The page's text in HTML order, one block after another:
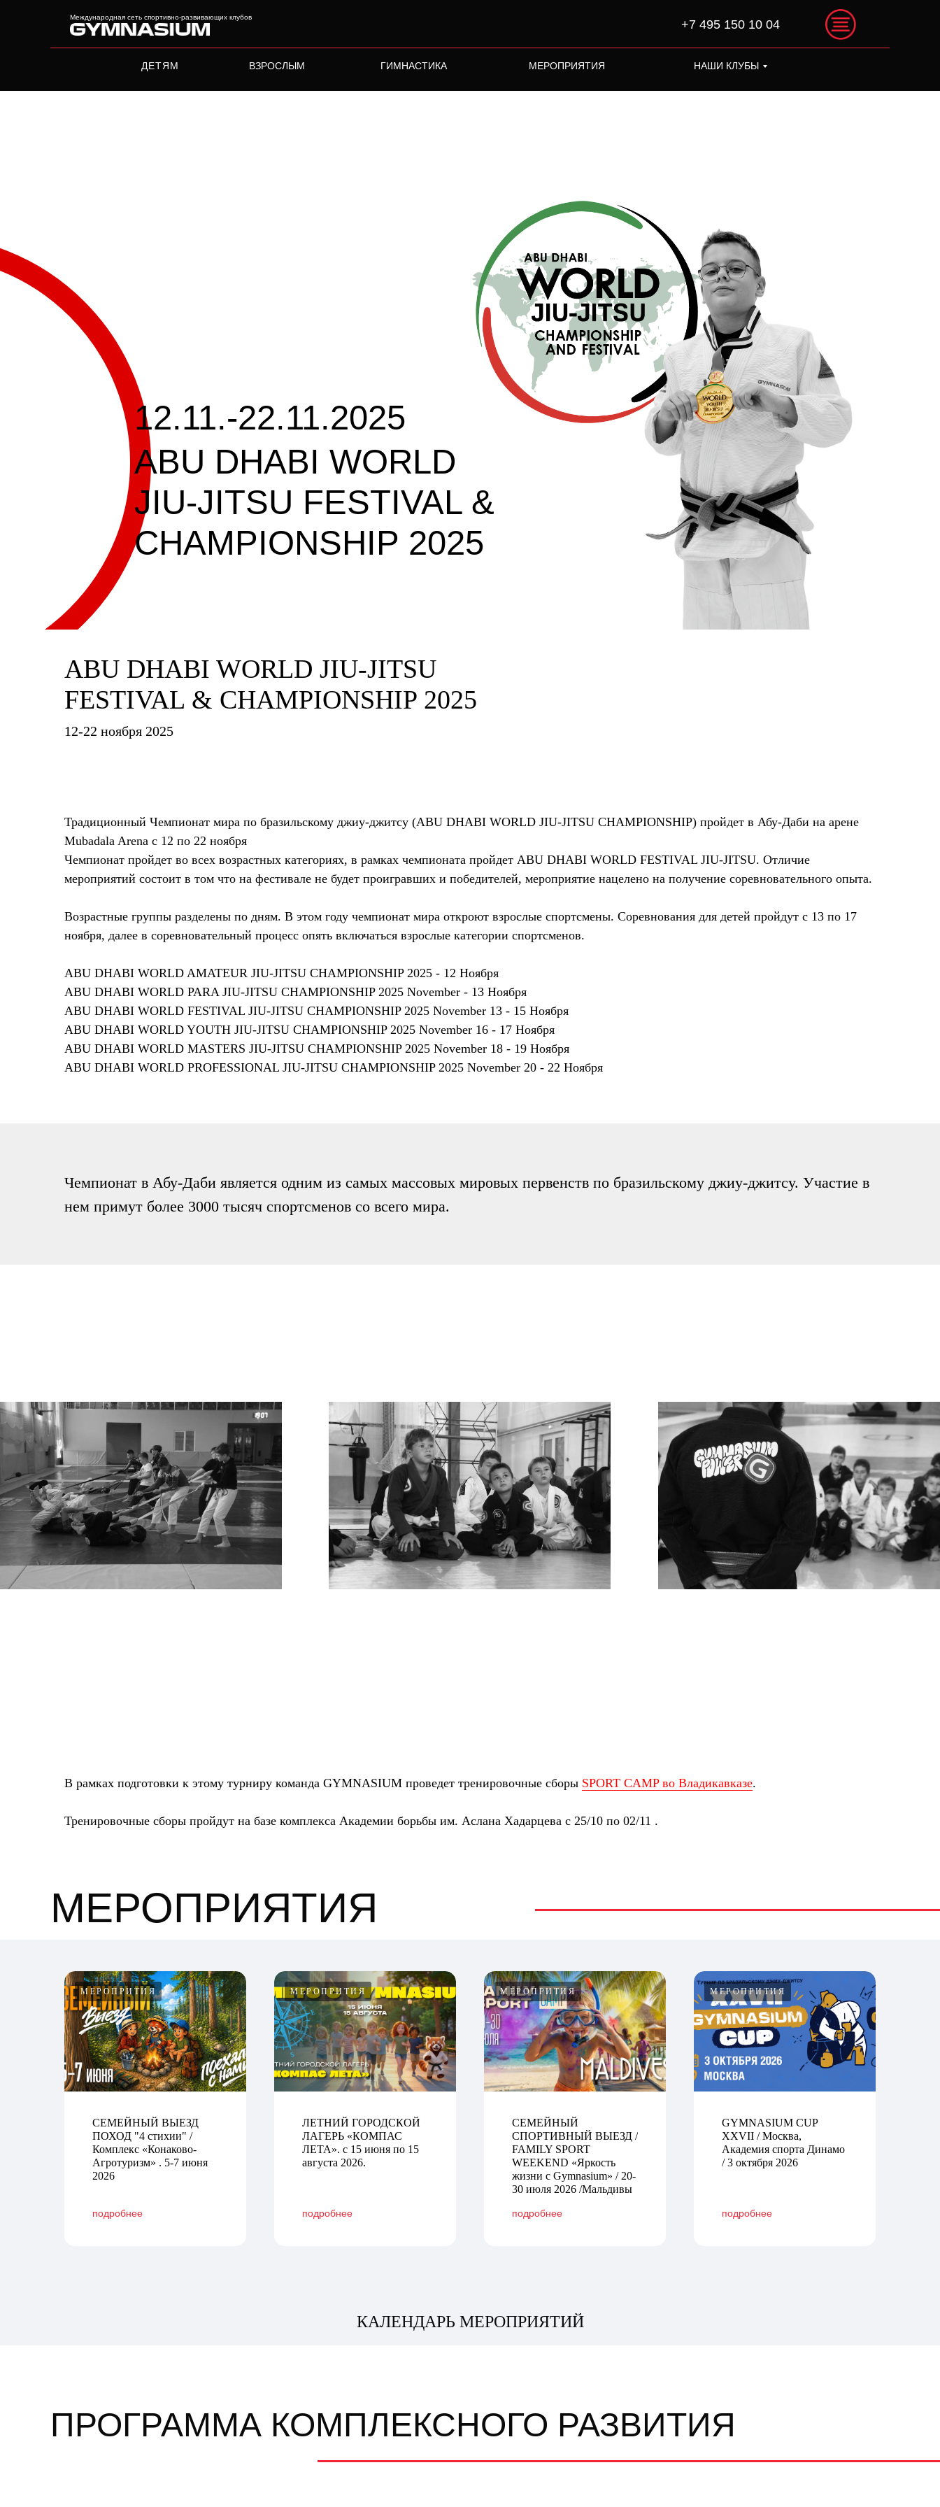
Международная сеть спортивно-развивающих клубов
+7 495 150 10 04
ГИМНАСТИКА НАШИ КЛУБЫ
ДЕТЯМ МЕРОПРИЯТИЯ
ВЗРОСЛЫМ
12.11.-22.11.2025
ABU DHABI WORLD
JIU-JITSU FESTIVAL &
CHAMPIONSHIP 2025
ABU DHABI WORLD JIU-JITSU
FESTIVAL & CHAMPIONSHIP 2025
12-22 ноября 2025
Традиционный Чемпионат мира по бразильскому джиу-джитсу (ABU DHABI WORLD JIU-JITSU CHAMPIONSHIP) пройдет в Абу-Даби на арене
Mubadala Arena с 12 по 22 ноября
Чемпионат пройдет во всех возрастных категориях, в рамках чемпионата пройдет ABU DHABI WORLD FESTIVAL JIU-JITSU. Отличие
мероприятий состоит в том что на фестивале не будет проигравших и победителей, мероприятие нацелено на получение соревновательного опыта.
Возрастные группы разделены по дням. В этом году чемпионат мира откроют взрослые спортсмены. Соревнования для детей пройдут с 13 по 17
ноября, далее в соревновательный процесс опять включаться взрослые категории спортсменов.
ABU DHABI WORLD AMATEUR JIU-JITSU CHAMPIONSHIP 2025 - 12 Ноября
ABU DHABI WORLD PARA JIU-JITSU CHAMPIONSHIP 2025 November - 13 Ноября
ABU DHABI WORLD FESTIVAL JIU-JITSU CHAMPIONSHIP 2025 November 13 - 15 Ноября
ABU DHABI WORLD YOUTH JIU-JITSU CHAMPIONSHIP 2025 November 16 - 17 Ноября
ABU DHABI WORLD MASTERS JIU-JITSU CHAMPIONSHIP 2025 November 18 - 19 Ноября
ABU DHABI WORLD PROFESSIONAL JIU-JITSU CHAMPIONSHIP 2025 November 20 - 22 Ноября
Чемпионат в Абу-Даби является одним из самых массовых мировых первенств по бразильскому джиу-джитсу. Участие в
нем примут более 3000 тысяч спортсменов со всего мира.
В рамках подготовки к этому турниру команда GYMNASIUM проведет тренировочные сборы SPORT CAMP во Владикавказе.
Тренировочные сборы пройдут на базе комплекса Академии борьбы им. Аслана Хадарцева с 25/10 по 02/11 .
МЕРОПРИЯТИЯ
МЕРОПРИТИЯ
СЕМЕЙНЫЙ ВЫЕЗД
ПОХОД "4 стихии" /
Комплекс «Конаково-
Агротуризм» . 5-7 июня
2026
подробнее
МЕРОПРИТИЯ
ЛЕТНИЙ ГОРОДСКОЙ
ЛАГЕРЬ «КОМПАС
ЛЕТА». с 15 июня по 15
августа 2026.
подробнее
МЕРОПРИТИЯ
СЕМЕЙНЫЙ
СПОРТИВНЫЙ ВЫЕЗД /
FAMILY SPORT
WEEKEND «Яркость
жизни с Gymnasium» / 20-
30 июля 2026 /Мальдивы
подробнее
МЕРОПРИТИЯ
GYMNASIUM CUP
XXVII / Москва,
Академия спорта Динамо
/ 3 октября 2026
подробнее
КАЛЕНДАРЬ МЕРОПРИЯТИЙ
ПРОГРАММА КОМПЛЕКСНОГО РАЗВИТИЯ